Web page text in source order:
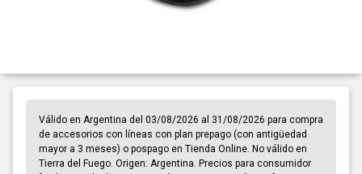
Válido en Argentina del 03/08/2026 al 31/08/2026 para compra
de accesorios con líneas con plan prepago (con antigüedad
mayor a 3 meses) o pospago en Tienda Online. No válido en
Tierra del Fuego. Origen: Argentina. Precios para consumidor